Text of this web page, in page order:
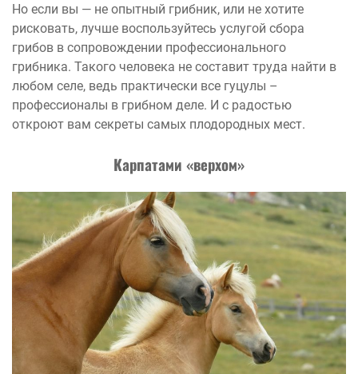
Но если вы — не опытный грибник, или не хотите
рисковать, лучше воспользуйтесь услугой сбора
грибов в сопровождении профессионального
грибника. Такого человека не составит труда найти в
любом селе, ведь практически все гуцулы –
профессионалы в грибном деле. И с радостью
откроют вам секреты самых плодородных мест.
Карпатами «верхом»